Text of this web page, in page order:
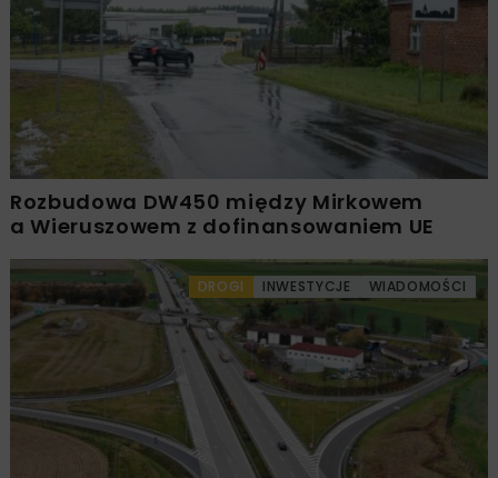
Rozbudowa DW450 między Mirkowem
a Wieruszowem z dofinansowaniem UE
DROGI INWESTYCJE WIADOMOŚCI